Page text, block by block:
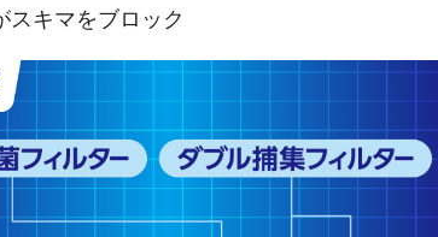
スキマをブロック